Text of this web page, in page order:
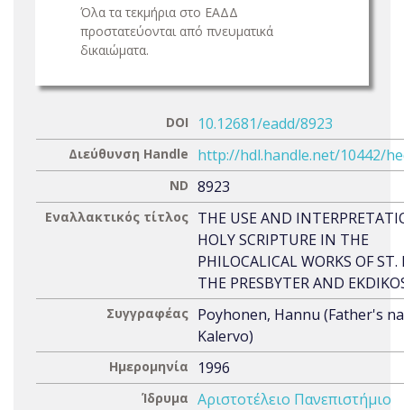
Όλα τα τεκμήρια στο ΕΑΔΔ
προστατεύονται από πνευματικά
δικαιώματα.
DOI 10.12681/eadd/8923
Διεύθυνση Handle http://hdl.handle.net/10442/
ND 8923
Εναλλακτικός τίτλος THE USE AND
HOLY SCRIPTURE IN THE
PHILOCALICAL WORKS OF ST.
THE PRESBYTER AND
Συγγραφέας Poyhonen, Hannu (Father's
Kalervo)
Ημερομηνία 1996
Ίδρυμα Αριστοτέλειο Πανεπιστήμιο